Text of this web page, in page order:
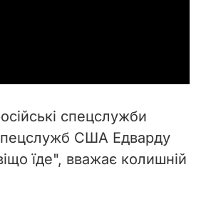
спецслужби
США Едварду
їде", вважає колишній